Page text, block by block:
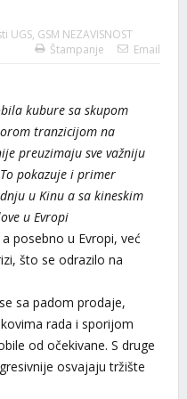
UGS, GSM NEZAVISNOST
Štampanje Email
kubure sa skupom
tranzicijom na
preuzimaju sve važniju
pokazuje i primer
u Kinu a sa kineskim
u Evropi
posebno u Evropi, već
što se odrazilo na
sa padom prodaje,
rada i sporijom
od očekivane. S druge
osvajaju tržište